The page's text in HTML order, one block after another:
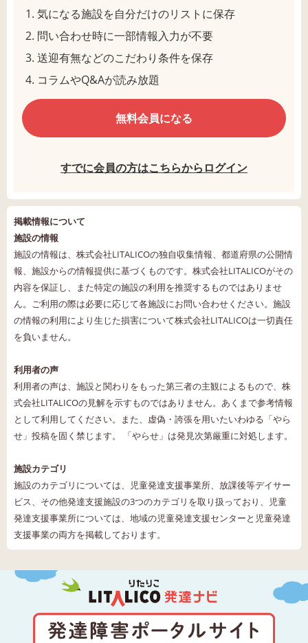
気になる施設を自分だけのリストに保存
問い合わせ時に一部情報入力が不要
送迎有無などのこだわり条件を保存
コラムやQ&Aが読み放題
無料会員になる
すでに会員の方はこちらからログイン
掲載情報について
施設の情報
施設の情報は、株式会社LITALICOの独自収集情報、都道府県の公開情
報、施設からの情報提供に基づくものです。株式会社LITALICOがその
内容を保証し、また特定の施設の利用を推奨するものではありませ
ん。ご利用の際は必要に応じて各施設にお問い合わせください。施設
の情報の利用により生じた損害について株式会社LITALICOは一切責任
を負いません。
利用者の声
利用者の声は、施設と関わりをもった第三者の主観によるもので、株
式会社LITALICOの見解を示すものではありません。あくまで参考情報
として利用してください。また、虚偽・誇張を用いたいわゆる「やら
せ」投稿を固く禁じます。 「やらせ」は発見次第厳重に対処します。
施設カテゴリ
施設のカテゴリについては、児童発達支援事業所、放課後等デイサー
ビス、その他発達支援施設の3つのカテゴリを取り扱っており、児童
発達支援事業所については、地域の児童発達支援センターと児童発達
支援事業の両方を掲載しております。